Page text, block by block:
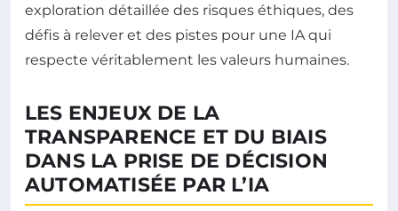
exploration détaillée des risques éthiques, des
défis à relever et des pistes pour une IA qui
respecte véritablement les valeurs humaines.
LES ENJEUX DE LA
TRANSPARENCE ET DU BIAIS
DANS LA PRISE DE DÉCISION
AUTOMATISÉE PAR L’IA